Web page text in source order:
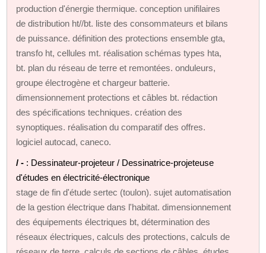
production d'énergie thermique. conception unifilaires
de distribution ht//bt. liste des consommateurs et bilans
de puissance. définition des protections ensemble gta,
transfo ht, cellules mt. réalisation schémas types hta,
bt. plan du réseau de terre et remontées. onduleurs,
groupe électrogène et chargeur batterie.
dimensionnement protections et câbles bt. rédaction
des spécifications techniques. création des
synoptiques. réalisation du comparatif des offres.
logiciel autocad, caneco.
/ - : Dessinateur-projeteur / Dessinatrice-projeteuse
d'études en électricité-électronique
stage de fin d'étude sertec (toulon). sujet automatisation
de la gestion électrique dans l'habitat. dimensionnement
des équipements électriques bt, détermination des
réseaux électriques, calculs des protections, calculs de